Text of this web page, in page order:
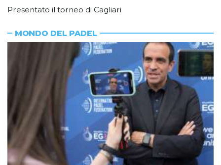
Presentato il torneo di Cagliari
MONDO DEL PADEL